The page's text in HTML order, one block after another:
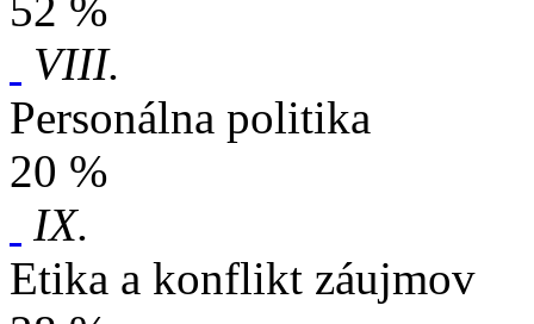
VIII.
Personálna politika
20 %
IX.
Etika a konflikt záujmov